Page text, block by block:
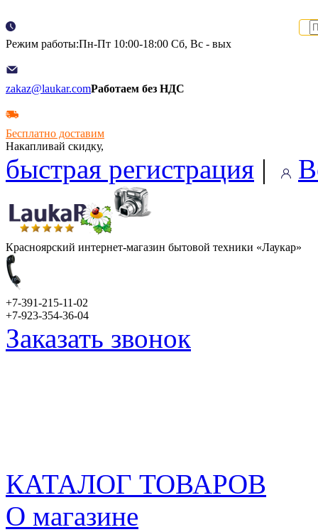
Режим работы:Пн-Пт 10:00-18:00 Сб, Вс - вых
zakaz@laukar.comРаботаем без НДС
Бесплатно доставим
Накапливай скидку,
быстрая регистрация |
Красноярский интернет-магазин бытовой техники «Лаукар»
+7-391-215-11-02
+7-923-354-36-04
Заказать звонок
КАТАЛОГ ТОВАРОВ
О магазине